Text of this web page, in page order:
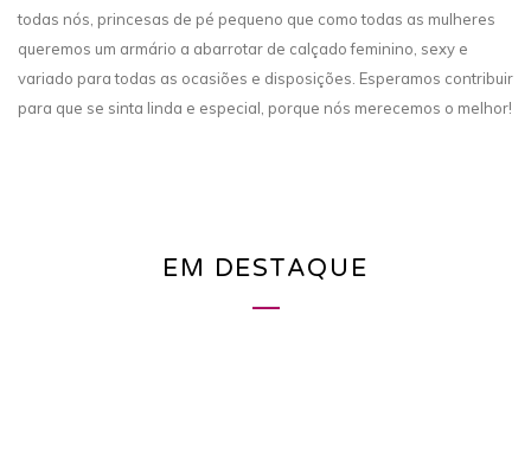
todas nós, princesas de pé pequeno que como todas as mulheres
queremos um armário a abarrotar de calçado feminino, sexy e
variado para todas as ocasiões e disposições. Esperamos contribuir
para que se sinta linda e especial, porque nós merecemos o melhor!
EM DESTAQUE